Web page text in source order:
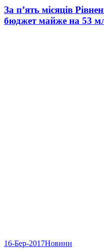
За п’ять місяців
бюджет майже на 53
16-Бер-2017Новини